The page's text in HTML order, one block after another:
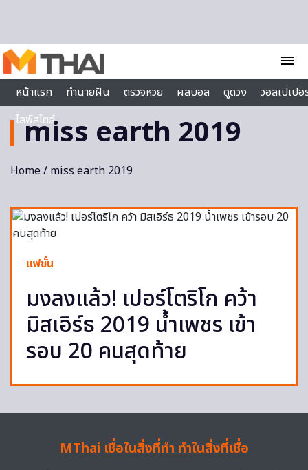
menu
หน้าแรก
ทำนายฝัน ตรวจหวย ผลบอล ดูดวง
วอลเปเป
ไลฟ์สไตล์
miss earth 2019
Home/ miss earth 2019
แฟชั่น
มงลงแล้ว! เปอร์โตริโก คว้า
มิสเอิร์ธ 2019 น้ำเพชร เข้า
รอบ 20 คนสุดท้าย
MThai เชื่อในสิ่งที่ทำ ทำในสิ่งที่เชื่อ